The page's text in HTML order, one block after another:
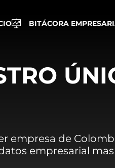
BITÁCORA
empresa de
empresarial